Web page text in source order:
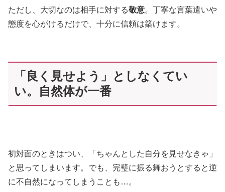
ただし、大切なのは相手に対する敬意。丁寧な言葉遣いや
態度を心がけるだけで、十分に信頼は築けます。
「良く見せよう」としなくてい
い。自然体が一番
初対面のときはつい、「ちゃんとした自分を見せなきゃ」
と思ってしまいます。でも、完璧に振る舞おうとすると逆
に不自然になってしまうことも…。